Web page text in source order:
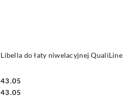
Libella do łaty niwelacyjnej QualiLine
Cena:
43.05
Cena:
43.05